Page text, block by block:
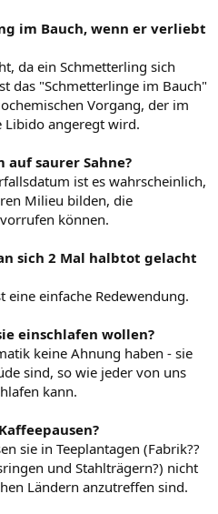
im Bauch, wenn er verliebt
da ein Schmetterling sich
das "Schmetterlinge im Bauch"
Vorgang, der im
Libido angeregt wird.
auf saurer Sahne?
ist es wahrscheinlich,
Milieu bilden, die
können.
sich 2 Mal halbtot gelacht
einfache Redewendung.
einschlafen wollen?
keine Ahnung haben - sie
sind, so wie jeder von uns
kann.
sie in Teeplantagen (Fabrik??
und Stahlträgern?) nicht
Ländern anzutreffen sind.